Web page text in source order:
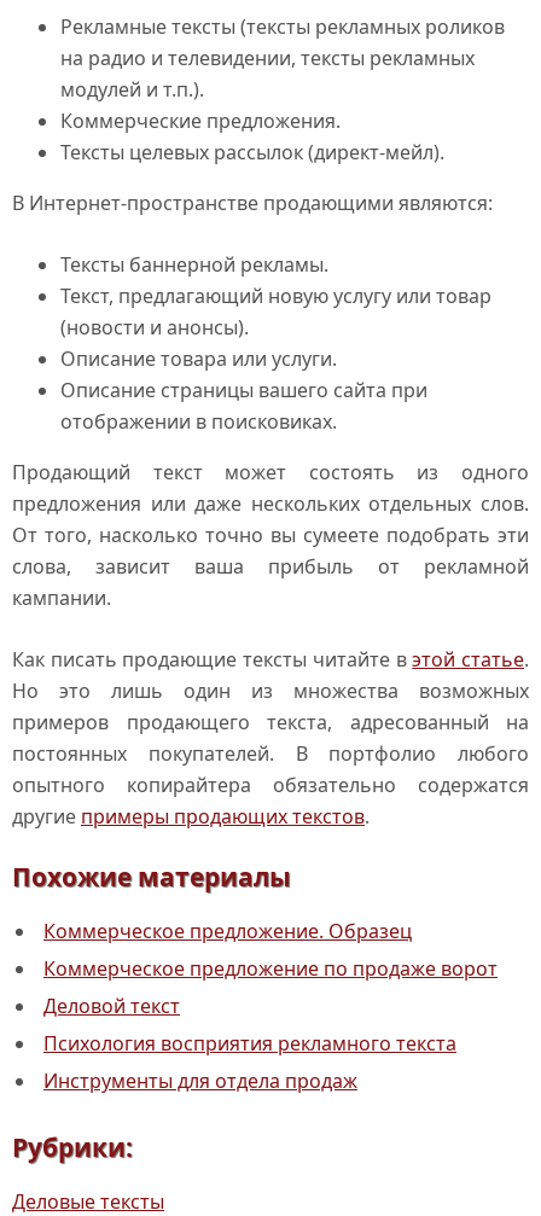
Рекламные тексты (тексты рекламных роликов
на радио и телевидении, тексты рекламных
модулей и т.п.).
Коммерческие предложения.
Тексты целевых рассылок (директ-мейл).
В Интернет-пространстве продающими являются:
Тексты баннерной рекламы.
Текст, предлагающий новую услугу или товар
(новости и анонсы).
Описание товара или услуги.
Описание страницы вашего сайта при
отображении в поисковиках.
Продающий текст может состоять из одного
предложения или даже нескольких отдельных слов.
От того, насколько точно вы сумеете подобрать эти
слова, зависит ваша прибыль от рекламной
кампании.
Как писать продающие тексты читайте вэтой статье.
Но это лишь один из множества возможных
примеров продающего текста, адресованный на
постоянных покупателей. В портфолио любого
опытного копирайтера обязательно содержатся
другие примеры продающих текстов.
Похожие материалы
Коммерческое предложение. Образец
Коммерческое предложение по продаже ворот
Деловой текст
Психология восприятия рекламного текста
Инструменты для отдела продаж
Рубрики:
Деловые тексты